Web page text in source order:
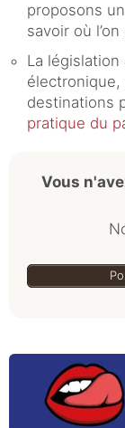
proposons
savoir où
La
électronique,
destinations
pratique du
Vous